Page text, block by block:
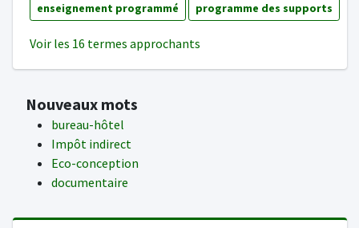
enseignement programmé programme des supports
Voir les 16 termes approchants
Nouveaux mots
bureau-hôtel
Impôt indirect
Eco-conception
documentaire